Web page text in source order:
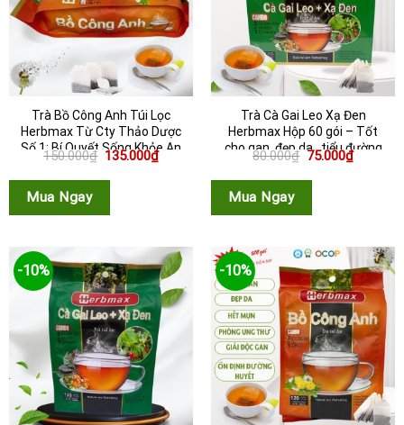
Trà Bồ Công Anh Túi Lọc
Herbmax Từ Cty Thảo Dược
Số 1: Bí Quyết Sống Khỏe An
150.000₫ Giá
là:
135.000₫Giá
hiện
Mua Ngay
Trà Cà Gai Leo Xạ Đen
Herbmax Hộp 60 gói – Tốt
cho gan, đẹp da , tiểu đường
80.000₫ Giá
là:
75.000₫Giá
hiện
Mua Ngay
-10% -10%